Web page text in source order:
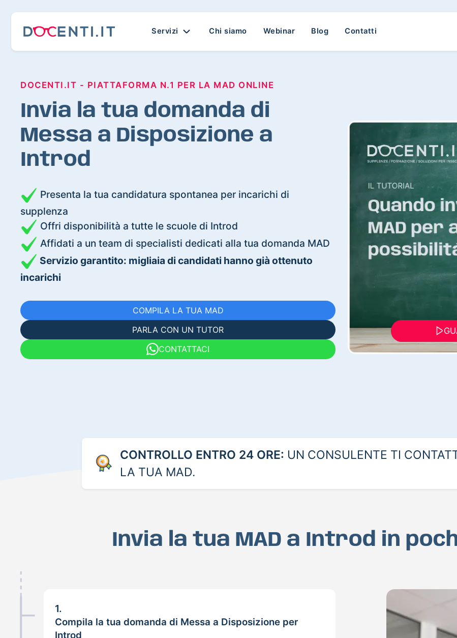
Servizi Chi siamo Webinar Blog Contatti
DOCENTI.IT - PIATTAFORMA N.1 PER LA MAD ONLINE
Invia la tua domanda di
Messa a Disposizione a
Introd
Presenta la tua candidatura spontanea per incarichi di
supplenza
Offri disponibilità a tutte le scuole di Introd
Affidati a un team di specialisti dedicati alla tua domanda MAD
Servizio garantito: migliaia di candidati hanno già ottenuto
incarichi
COMPILA LA TUA MAD
PARLA CON UN TUTOR
CONTATTACI
CONTROLLO ENTRO 24 ORE: UN CONSULENTE TI
LA TUA MAD.
Invia la tua MAD a Introd in
1.
Compila la tua domanda di Messa a Disposizione per
Introd